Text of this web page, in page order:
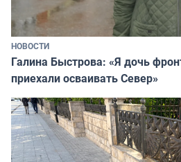
НОВОСТИ
Галина Быстрова: «Я дочь
приехали осваивать Север»